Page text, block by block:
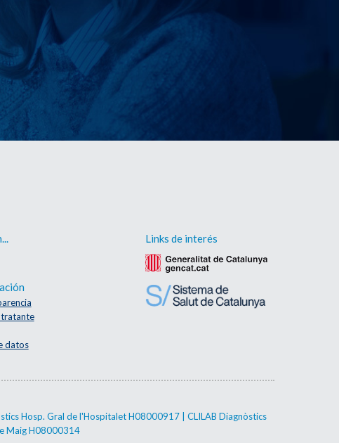
datos
Links de interés
Hosp. Gral de l'Hospitalet H08000917 | CLILAB Diagnòstics
Maig H08000314